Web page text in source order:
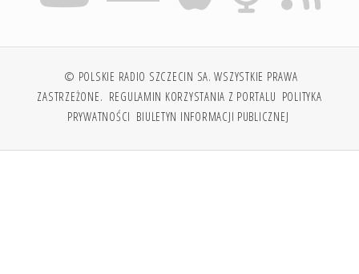
© POLSKIE RADIO SZCZECIN SA. WSZYSTKIE PRAWA
ZASTRZEŻONE. REGULAMIN KORZYSTANIA Z PORTALU POLITYKA
PRYWATNOŚCI BIULETYN INFORMACJI PUBLICZNEJ